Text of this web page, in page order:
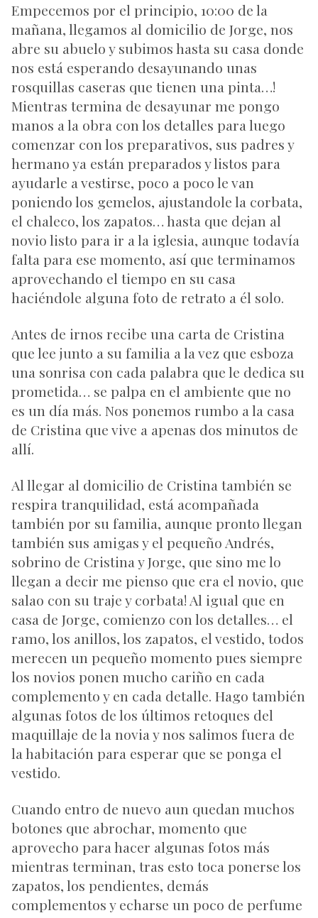
Empecemos por el principio, 10:00 de la
mañana, llegamos al domicilio de Jorge, nos
abre su abuelo y subimos hasta su casa donde
nos está esperando desayunando unas
rosquillas caseras que tienen una pinta…!
Mientras termina de desayunar me pongo
manos a la obra con los detalles para luego
comenzar con los preparativos, sus padres y
hermano ya están preparados y listos para
ayudarle a vestirse, poco a poco le van
poniendo los gemelos, ajustandole la corbata,
el chaleco, los zapatos… hasta que dejan al
novio listo para ir a la iglesia, aunque todavía
falta para ese momento, así que terminamos
aprovechando el tiempo en su casa
haciéndole alguna foto de retrato a él solo.
Antes de irnos recibe una carta de Cristina
que lee junto a su familia a la vez que esboza
una sonrisa con cada palabra que le dedica su
prometida… se palpa en el ambiente que no
es un día más. Nos ponemos rumbo a la casa
de Cristina que vive a apenas dos minutos de
allí.
Al llegar al domicilio de Cristina también se
respira tranquilidad, está acompañada
también por su familia, aunque pronto llegan
también sus amigas y el pequeño Andrés,
sobrino de Cristina y Jorge, que sino me lo
llegan a decir me pienso que era el novio, que
salao con su traje y corbata! Al igual que en
casa de Jorge, comienzo con los detalles… el
ramo, los anillos, los zapatos, el vestido, todos
merecen un pequeño momento pues siempre
los novios ponen mucho cariño en cada
complemento y en cada detalle. Hago también
algunas fotos de los últimos retoques del
maquillaje de la novia y nos salimos fuera de
la habitación para esperar que se ponga el
vestido.
Cuando entro de nuevo aun quedan muchos
botones que abrochar, momento que
aprovecho para hacer algunas fotos más
mientras terminan, tras esto toca ponerse los
zapatos, los pendientes, demás
complementos y echarse un poco de perfume